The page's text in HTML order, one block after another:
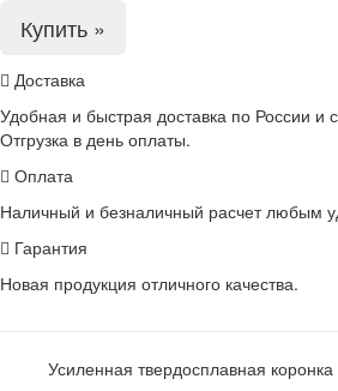
Купить »
Доставка
Удобная и быстрая доставка по России и
Отгрузка в день оплаты.
Оплата
Наличный и безналичный расчет любым
Гарантия
Новая продукция отличного качества.
Усиленная твердосплавная